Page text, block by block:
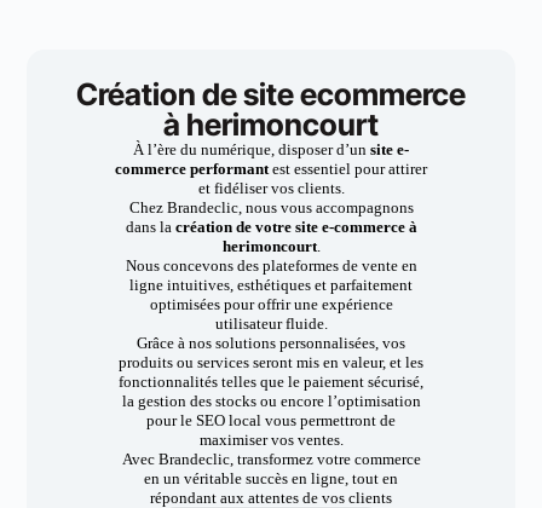
Création de site ecommerce
à herimoncourt
À l’ère du numérique, disposer d’un site e-
commerce performantest essentiel pour attirer
et fidéliser vos clients.
Chez Brandeclic, nous vous accompagnons
dans la création de votre site e-commerce à
herimoncourt.
Nous concevons des plateformes de vente en
ligne intuitives, esthétiques et parfaitement
optimisées pour offrir une expérience
utilisateur fluide.
Grâce à nos solutions personnalisées, vos
produits ou services seront mis en valeur, et les
fonctionnalités telles que le paiement sécurisé,
la gestion des stocks ou encore l’optimisation
pour le SEO local vous permettront de
maximiser vos ventes.
Avec Brandeclic, transformez votre commerce
en un véritable succès en ligne, tout en
répondant aux attentes de vos clients